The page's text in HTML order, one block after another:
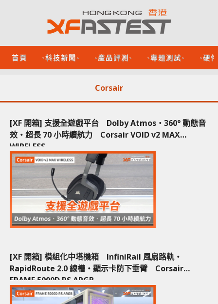
首頁 -科技新聞- -產品評測- -專題測試- -硬
Corsair
[XF 開箱] 支援全遊戲平台 Dolby Atmos‧360° 動態音
效‧超長 70 小時續航力 Corsair VOID v2 MAX
WIRELESS
[XF 開箱] 模組化中塔機箱 InfiniRail 風扇路軌‧
RapidRoute 2.0 線槽‧顯示卡防下垂臂 Corsair
FRAME 5000D RS ARGB